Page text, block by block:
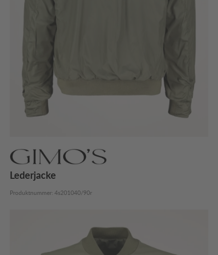
Lederjacke
Produktnummer: 4s201040/90r